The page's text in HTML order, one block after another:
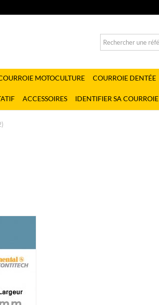
MOTOCULTURE COURROIE DENTÉE
ACCESSOIRES IDENTIFIER SA COURROIE